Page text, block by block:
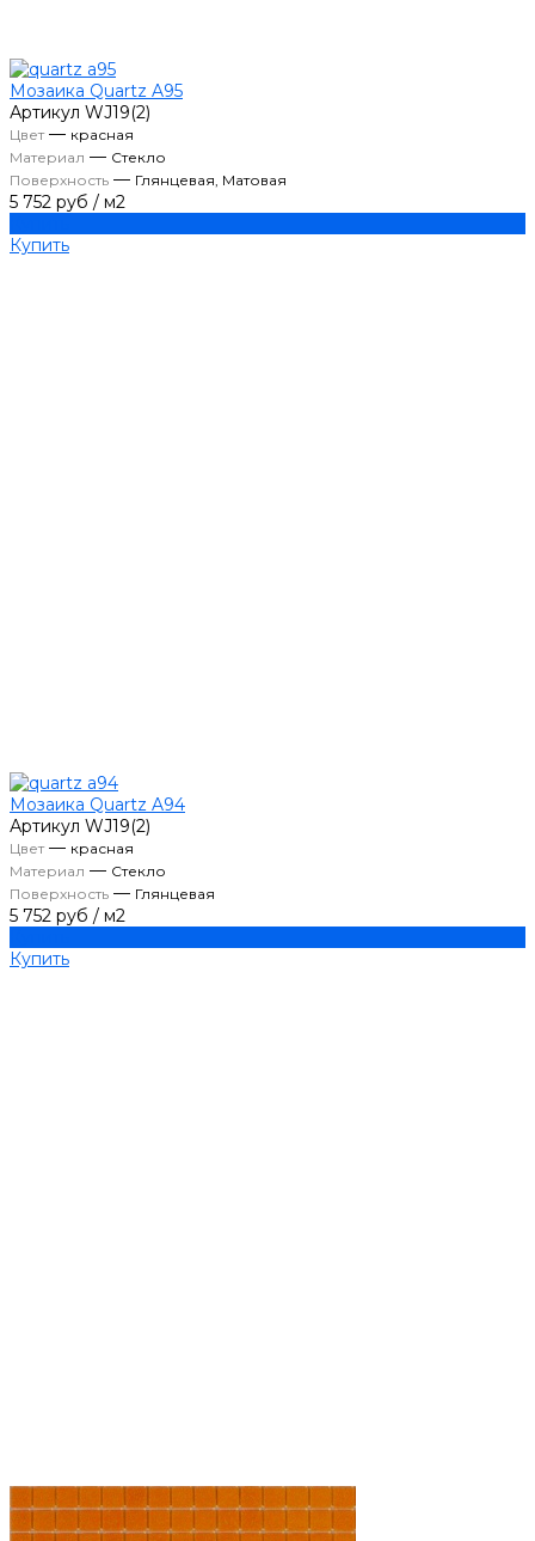
Мозаика Quartz A95
Артикул WJ19(2)
Цвет— красная
Материал — Стекло
Поверхность — Глянцевая, Матовая
5 752 руб / м2
Купить
Мозаика Quartz A94
Артикул WJ19(2)
Цвет— красная
Материал — Стекло
Поверхность — Глянцевая
5 752 руб / м2
Купить